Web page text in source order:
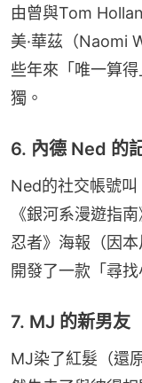
由曾與Tom
美·華茲（Naomi
些年來「唯一算
獨。
6. 內德 Ned 的
Ned的社交帳號
《銀河系漫遊指
忍者》海報（因
開發了一款「尋
7. MJ 的新男友
MJ染了紅髮（還